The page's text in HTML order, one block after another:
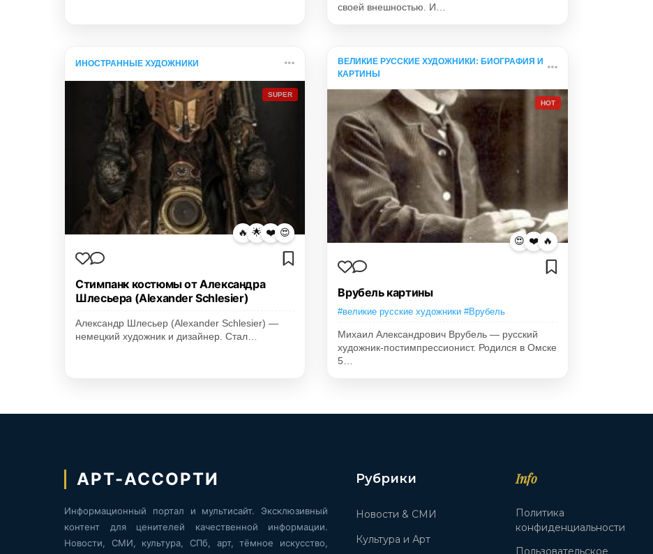
своей внешностью. И…
ИНОСТРАННЫЕ ХУДОЖНИКИ
SUPER
🔥 🌟 ❤️ 😍
Стимпанк костюмы от Александра
Шлесьера (Alexander Schlesier)
Александр Шлесьер (Alexander Schlesier) —
немецкий художник и дизайнер. Стал…
ВЕЛИКИЕ РУССКИЕ ХУДОЖНИКИ: БИОГРАФИЯ И
КАРТИНЫ
HOT
😍 ❤️ 🔥
Врубель картины
#великие русские художники #Врубель
Михаил Александрович Врубель — русский
художник-постимпрессионист. Родился в Омске
5…
АРТ-АССОРТИ
Информационный портал и мультисайт. Эксклюзивный
контент для ценителей качественной информации.
Новости, СМИ, культура, СПб, арт, тёмное искусство,
Рубрики
Новости & СМИ
Культура и Арт
Info
Политика
конфиденциальности
Пользовательское